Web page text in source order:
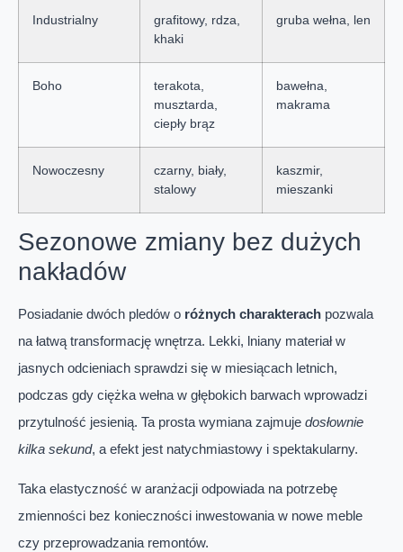
Industrialny
grafitowy, rdza,
khaki
gruba wełna, len
Boho
terakota,
musztarda,
ciepły brąz
bawełna,
makrama
Nowoczesny
czarny, biały,
stalowy
kaszmir,
mieszanki
Sezonowe zmiany bez dużych
nakładów
Posiadanie dwóch pledów o różnych charakterach pozwala
na łatwą transformację wnętrza. Lekki, lniany materiał w
jasnych odcieniach sprawdzi się w miesiącach letnich,
podczas gdy ciężka wełna w głębokich barwach wprowadzi
przytulność jesienią. Ta prosta wymiana zajmuje dosłownie
kilka sekund, a efekt jest natychmiastowy i spektakularny.
Taka elastyczność w aranżacji odpowiada na potrzebę
zmienności bez konieczności inwestowania w nowe meble
czy przeprowadzania remontów.